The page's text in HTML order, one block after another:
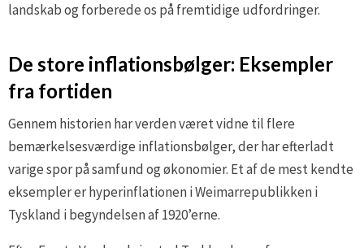
landskab og forberede os på fremtidige udfordringer.
De store inflationsbølger: Eksempler
fra fortiden
Gennem historien har verden været vidne til flere
bemærkelsesværdige inflationsbølger, der har efterladt
varige spor på samfund og økonomier. Et af de mest kendte
eksempler er hyperinflationen i Weimarrepublikken i
Tyskland i begyndelsen af 1920’erne.